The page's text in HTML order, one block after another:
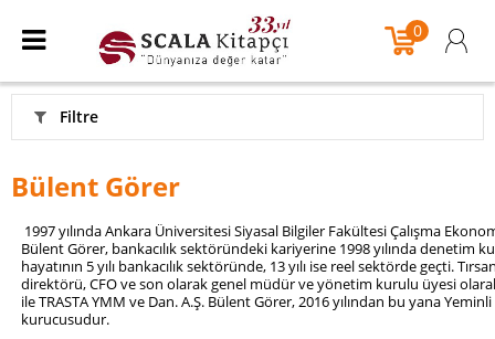
0
Filtre
Bülent Görer
1997 yılında Ankara Üniversitesi Siyasal Bilgiler Fakültesi Çalışma
Bülent Görer, bankacılık sektöründeki kariyerine 1998 yılında denetim
hayatının 5 yılı bankacılık sektöründe, 13 yılı ise reel sektörde geçti.
direktörü, CFO ve son olarak genel müdür ve yönetim kurulu üyesi
ile TRASTA YMM ve Dan. A.Ş. Bülent Görer, 2016 yılından bu yana
kurucusudur.